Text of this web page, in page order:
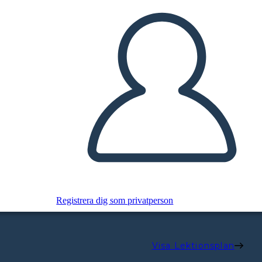
Registrera dig som privatperson
Visa Lektionsplan